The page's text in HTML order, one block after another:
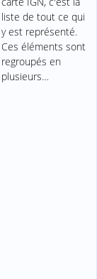
liste de tout ce qui
y est représenté.
Ces éléments sont
regroupés en
plusieurs…